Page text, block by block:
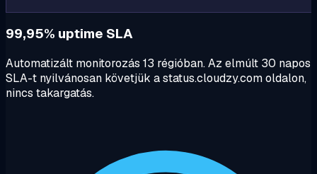
99,95% uptime SLA
Automatizált monitorozás 13 régióban. Az elmúlt 30 napos
SLA-t nyilvánosan követjük a status.cloudzy.com oldalon,
nincs takargatás.